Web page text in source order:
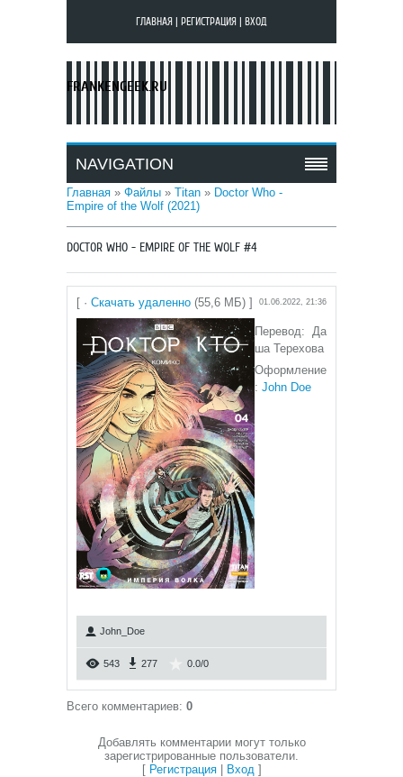
ГЛАВНАЯ РЕГИСТРАЦИЯ ВХОД
FRANKENGEEK.RU
NAVIGATION
Главная » Файлы » Titan » Doctor Who -
Empire of the Wolf (2021)
DOCTOR WHO - EMPIRE OF THE WOLF #4
[ · Скачать удаленно (55,6 МБ) ] 01.06.2022, 21:36
Перевод: Да
ша Терехова
Оформление
: John Doe
John_Doe
543 277 0.0/0
Всего комментариев: 0
Добавлять комментарии могут только
зарегистрированные пользователи.
[ Регистрация| Вход]